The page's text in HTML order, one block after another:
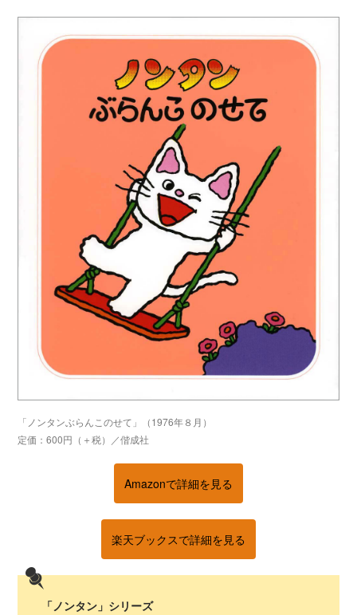
「ノンタンぶらんこのせて」（1976年８月）
定価：600円（＋税）／偕成社
Amazonで詳細を見る
楽天ブックスで詳細を見る
「ノンタン」シリーズ